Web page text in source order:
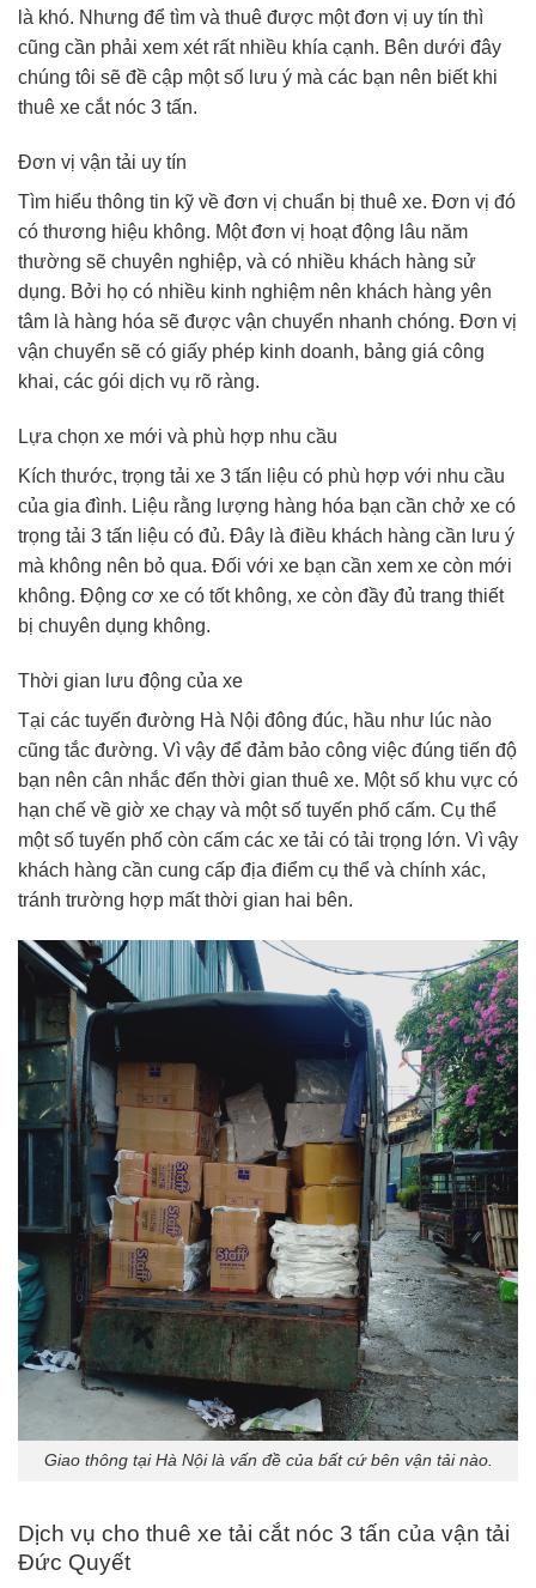
là khó. Nhưng để tìm và thuê được một đơn vị uy tín thì
cũng cần phải xem xét rất nhiều khía cạnh. Bên dưới đây
chúng tôi sẽ đề cập một số lưu ý mà các bạn nên biết khi
thuê xe cắt nóc 3 tấn.
Đơn vị vận tải uy tín
Tìm hiểu thông tin kỹ về đơn vị chuẩn bị thuê xe. Đơn vị đó
có thương hiệu không. Một đơn vị hoạt động lâu năm
thường sẽ chuyên nghiệp, và có nhiều khách hàng sử
dụng. Bởi họ có nhiều kinh nghiệm nên khách hàng yên
tâm là hàng hóa sẽ được vận chuyển nhanh chóng. Đơn vị
vận chuyển sẽ có giấy phép kinh doanh, bảng giá công
khai, các gói dịch vụ rõ ràng.
Lựa chọn xe mới và phù hợp nhu cầu
Kích thước, trọng tải xe 3 tấn liệu có phù hợp với nhu cầu
của gia đình. Liệu rằng lượng hàng hóa bạn cần chở xe có
trọng tải 3 tấn liệu có đủ. Đây là điều khách hàng cần lưu ý
mà không nên bỏ qua. Đối với xe bạn cần xem xe còn mới
không. Động cơ xe có tốt không, xe còn đầy đủ trang thiết
bị chuyên dụng không.
Thời gian lưu động của xe
Tại các tuyến đường Hà Nội đông đúc, hầu như lúc nào
cũng tắc đường. Vì vậy để đảm bảo công việc đúng tiến độ
bạn nên cân nhắc đến thời gian thuê xe. Một số khu vực có
hạn chế về giờ xe chạy và một số tuyến phố cấm. Cụ thể
một số tuyến phố còn cấm các xe tải có tải trọng lớn. Vì vậy
khách hàng cần cung cấp địa điểm cụ thể và chính xác,
tránh trường hợp mất thời gian hai bên.
Giao thông tại Hà Nội là vấn đề của bất cứ bên vận tải nào.
Dịch vụ cho thuê xe tải cắt nóc 3 tấn của vận tải
Đức Quyết